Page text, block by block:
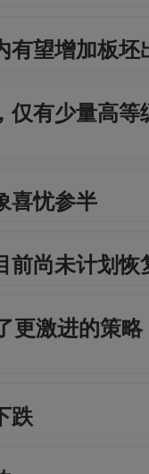
有望增加板坯
仅有少量高等
喜忧参半
前尚未计划恢
更激进的策
跌